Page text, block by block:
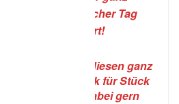
und feierlicher Tag
nur Ihnen gehört!
und Träume für diesen ganz
Anfang an Stück für Stück
wir Sie dabei gern